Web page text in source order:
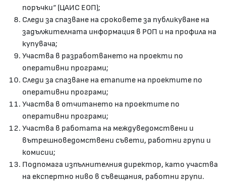
поръчки“ (ЦАИС ЕОП);
Следи за спазване на сроковете за публикуване на
задължителната информация в РОП и на профила на
купувача;
Участва в разработването на проекти по
оперативни програми;
Следи за спазване на етапите на проектите по
оперативни програми;
Участва в отчитането на проектите по
оперативни програми;
Участва в работата на междуведомствени и
вътрешноведомствени съвети, работни групи и
комисии;
Подпомага изпълнителния директор, като участва
на експертно ниво в съвещания, работни групи.